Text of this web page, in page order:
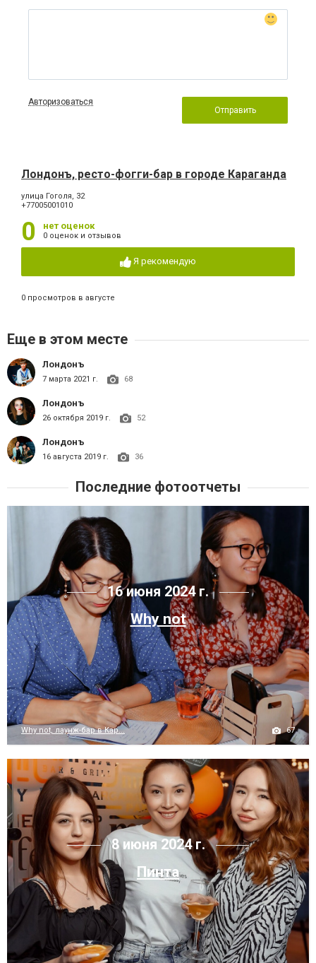
Авторизоваться
Отправить
Лондонъ, ресто-фогги-бар в городе Караганда
улица Гоголя, 32
+77005001010
0 нет оценок
0 оценок и отзывов
Я рекомендую
0 просмотров в августе
Еще в этом месте
Лондонъ
7 марта 2021 г. 68
Лондонъ
26 октября 2019 г. 52
Лондонъ
16 августа 2019 г. 36
Последние фотоотчеты
16 июня 2024 г.
Why not
Why not, лаунж-бар в Кар... 67
8 июня 2024 г.
Пинта